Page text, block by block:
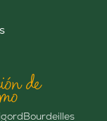
de
Bourdeilles